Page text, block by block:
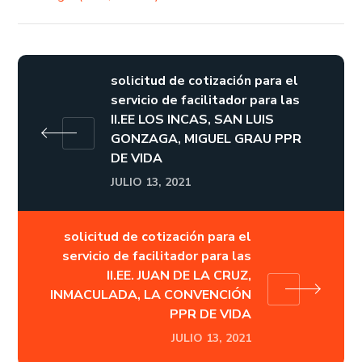
solicitud de cotización para el
servicio de facilitador para las
II.EE LOS INCAS, SAN LUIS
GONZAGA, MIGUEL GRAU PPR
DE VIDA
JULIO 13, 2021
solicitud de cotización para el
servicio de facilitador para las
II.EE. JUAN DE LA CRUZ,
INMACULADA, LA CONVENCIÓN
PPR DE VIDA
JULIO 13, 2021